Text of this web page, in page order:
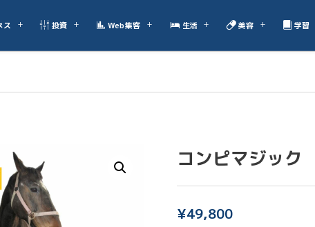
ス 投資 Web集客 生活 美容 学習
コンピマジック
¥49,800